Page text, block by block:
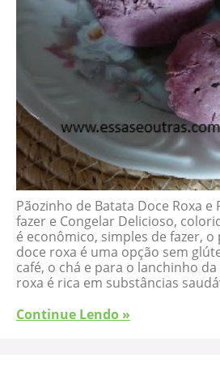
Pãozinho de Batata Doce Roxa e
fazer e Congelar Delicioso,
é econômico, simples de fazer,
doce roxa é uma opção sem
café, o chá e para o lanchinho
roxa é rica em substâncias
Continue Lendo »